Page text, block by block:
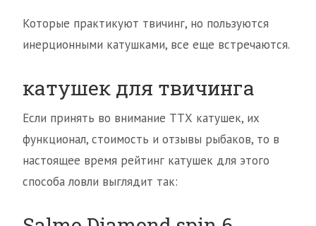
Которые практикуют твичинг, но пользуются
инерционными катушками, все еще встречаются.
катушек для твичинга
Если принять во внимание ТТХ катушек, их
функционал, стоимость и отзывы рыбаков, то в
настоящее время рейтинг катушек для этого
способа ловли выглядит так: